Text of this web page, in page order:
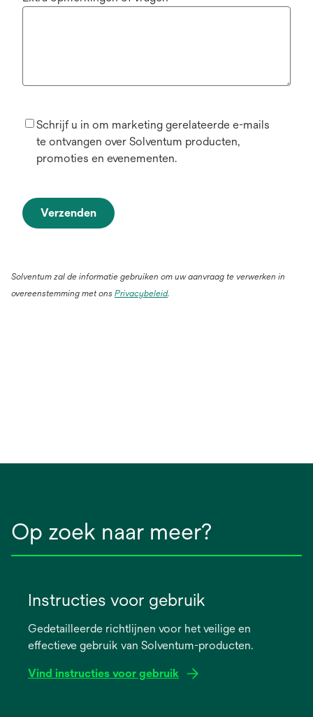
Schrijf u in om marketing gerelateerde e-mails
te ontvangen over Solventum producten,
promoties en evenementen.
Verzenden
Solventum zal de informatie gebruiken om uw aanvraag te verwerken in
overeenstemming met ons Privacybeleid.
Op zoek naar meer?
Instructies voor gebruik
Gedetailleerde richtlijnen voor het veilige en
effectieve gebruik van Solventum-producten.
Vind instructies voor gebruik